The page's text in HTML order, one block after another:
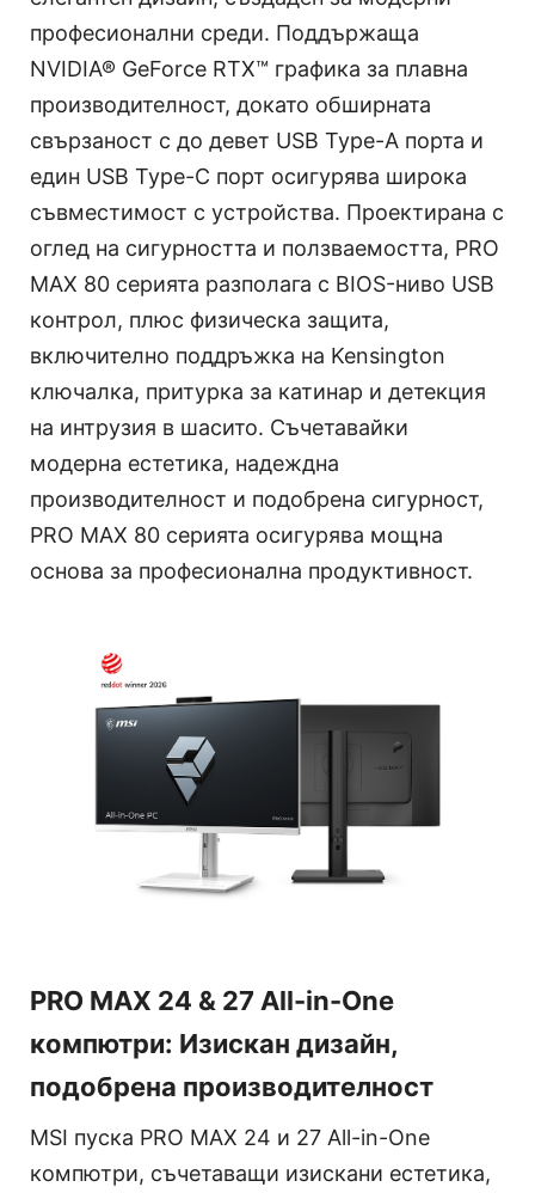
професионални среди. Поддържаща
NVIDIA® GeForce RTX™ графика за плавна
производителност, докато обширната
свързаност с до девет USB Type-A порта и
един USB Type-C порт осигурява широка
съвместимост с устройства. Проектирана с
оглед на сигурността и ползваемостта, PRO
MAX 80 серията разполага с BIOS-ниво USB
контрол, плюс физическа защита,
включително поддръжка на Kensington
ключалка, притурка за катинар и детекция
на интрузия в шасито. Съчетавайки
модерна естетика, надеждна
производителност и подобрена сигурност,
PRO MAX 80 серията осигурява мощна
основа за професионална продуктивност.
PRO MAX 24 & 27 All-in-One
компютри: Изискан дизайн,
подобрена производителност
MSI пуска PRO MAX 24 и 27 All-in-One
компютри, съчетаващи изискани естетика,